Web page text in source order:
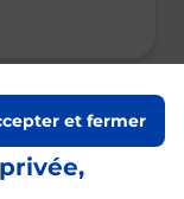
et fermer
à